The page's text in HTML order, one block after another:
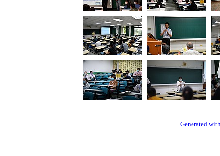
Generated